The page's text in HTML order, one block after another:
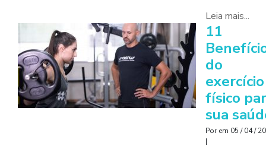
Leia mais...
11
do
exercício
físico
sua
Porem 05 / 04 /
|